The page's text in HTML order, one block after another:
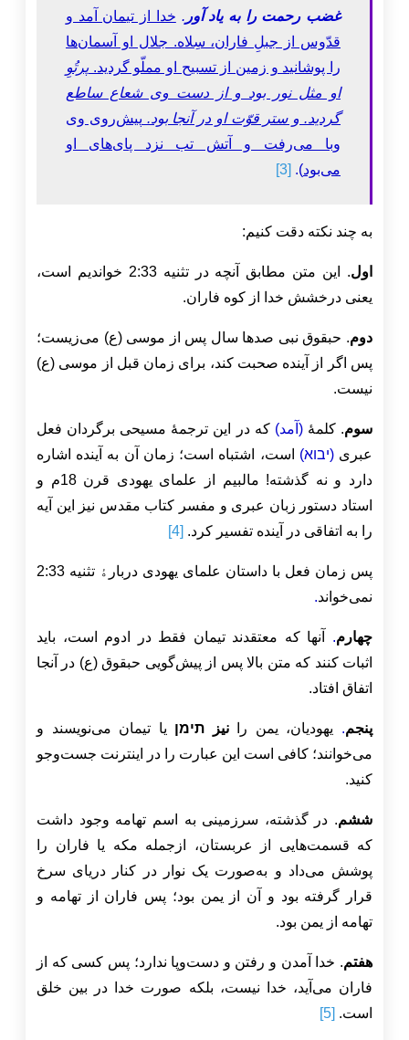
غضب رحمت را به یاد آور . خدا از تیمان آمد و
قدّوس از جبلِ فاران، سِلاه. جلال او آسمان‌ها
را پوشانید و زمین از تسبیح او مملّو گردید.پرتُوِ
او مثل نور بود و از دست وی شعاع ساطع
گردید. و ستر قوّت او در آنجا بود. پیش‌روی وی
وبا می‌رفت و آتش تب نزد پای‌های او
می‌بود).
[3]
به چند نکته دقت کنیم:
اول
. این متن مطابق آنچه در تثنیه 2:33 خواندیم است،
یعنی درخشش خدا از کوه فاران.
دوم. حبقوق نبی صدها سال پس از موسی (ع) می‌زیست؛
پس اگر از آینده صحبت کند، برای زمان قبل از موسی (ع)
نیست.
سوم. کلمۀ(آمد)که در این ترجمۀ مسیحی برگردان فعل
عبری(יבוא) است، اشتباه است؛ زمان آن به آینده اشاره
دارد و نه گذشته! مالبیم از علمای یهودی قرن 18م و
استاد دستور زبان عبری و مفسر کتاب مقدس نیز این آیه
را به اتفاقی در
آینده تفسیر کرد. [4]
پس زمان فعل با داستان علمای یهودی دربارﮤ تثنیه 2:33
نمی‌خواند.
چهارم.
آنها که معتقدند تیمان فقط در ادوم است، باید
اثبات کنند که متن بالا پس از پیش‌گویی حبقوق (ع) در آنجا
اتفاق افتاد.
پنجم. یهودیان، یمن رانیز תימן یا تیمان می‌نویسند و
می‌خوانند؛ کافی است این عبارت را در اینترنت جست‌وجو
کنید.
ششم. در گذشته، سرزمینی به اسم تهامه وجود داشت
که قسمت‌هایی از عربستان، ازجمله مکه یا فاران را
پوشش می‌داد و به‌صورت یک نوار در کنار دریای سرخ
قرار گرفته بود و آن از یمن بود؛ پس فاران از تهامه و
تهامه از یمن بود.
هفتم. خدا آمدن و رفتن و دست‌وپا ندارد؛ پس کسی که از
فاران می‌آید، خدا نیست، بلکه صورت خدا در بین خلق
است. [5]